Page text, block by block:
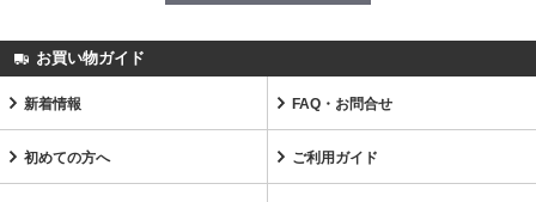
お買い物ガイド
新着情報 FAQ・お問合せ
初めての方へ ご利用ガイド